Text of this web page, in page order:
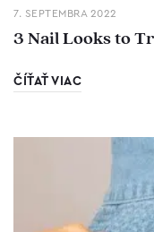
7. SEPTEMBRA 2022
3 Nail Looks to
ČÍŤAŤ VIAC